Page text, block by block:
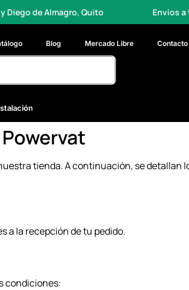
Almagro, Quito Envios a todo el
Blog Mercado Libre Contacto
tienda. A continuación, se detallan
a la recepción de tu pedido.
condiciones: